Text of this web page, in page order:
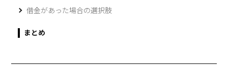
借金があった場合の選択肢
まとめ